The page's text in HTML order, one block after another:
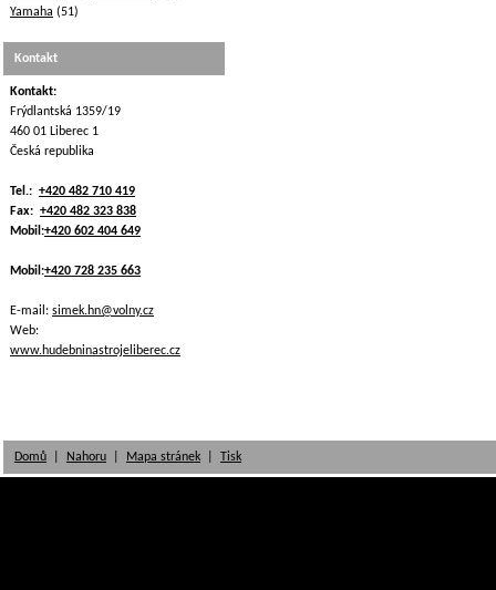
Yamaha (51)
Kontakt
Kontakt:
Frýdlantská 1359/19
460 01 Liberec 1
Česká republika
Tel.: +420 482 710 419
Fax: +420 482 323 838
Mobil:+420 602 404 649
Mobil:+420 728 235 663
E-mail: simek.hn@volny.cz
Web:
www.hudebninastrojeliberec.cz
Domů Nahoru Mapa stránek Tisk